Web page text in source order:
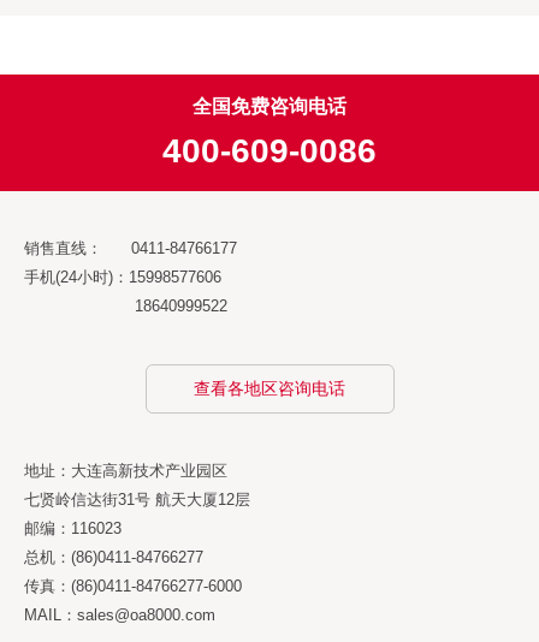
全国免费咨询电话
400-609-0086
销售直线： 0411-84766177
手机(24小时)：15998577606
18640999522
查看各地区咨询电话
地址：大连高新技术产业园区
七贤岭信达街31号 航天大厦12层
邮编：116023
总机：(86)0411-84766277
传真：(86)0411-84766277-6000
MAIL：sales@oa8000.com